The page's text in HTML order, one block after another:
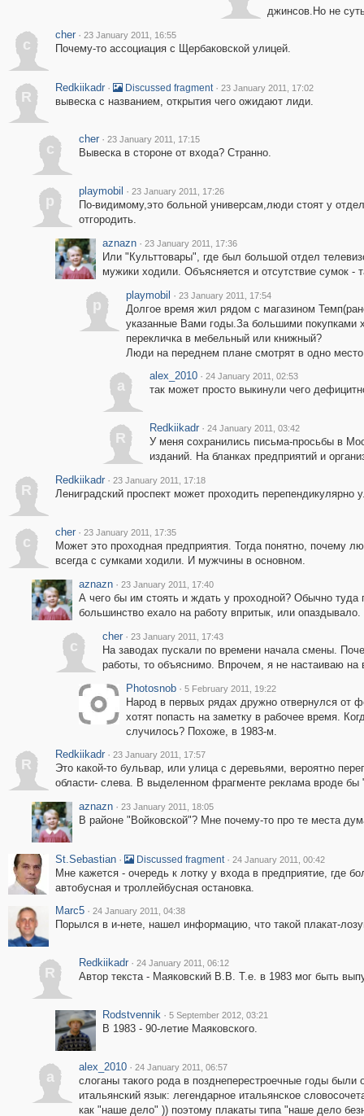
джинсов.Но не
c
cher · 23 January 2011, 16:55
Почему-то ассоциация с Щербаковской улицей.
R
Redkiikadr · Discussed fragment · 23 January 2011, 17:02
вывеска с названием, открытия чего ожидают лиди.
c
cher · 23 January 2011, 17:15
Вывеска в стороне от входа? Странно.
p
playmobil · 23 January 2011, 17:26
По-видимому,это больной универсам,люди стоят у
отгородить.
aznazn · 23 January 2011, 17:36
Или "Культтовары", где был большой отдел
мужики ходили. Объясняется и отсутствие сумок -
p
playmobil · 23 January 2011, 17:54
Долгое время жил рядом с магазином
указанные Вами годы.За большими покупками
перекличка в мебельный или книжный?
Люди на переднем плане смотрят в одно
a
alex_2010 · 24 January 2011, 02:53
так может просто выкинули чего
R
Redkiikadr · 24 January 2011, 03:42
У меня сохранились письма-просьбы в
изданий. На бланках предприятий и
R
Redkiikadr · 23 January 2011, 17:18
Лениградский проспект может проходить перепендикулярно
c
cher · 23 January 2011, 17:35
Может это проходная предприятия. Тогда понятно, почему
всегда с сумками ходили. И мужчины в основном.
aznazn · 23 January 2011, 17:40
А чего бы им стоять и ждать у проходной? Обычно туда
большинство ехало на работу впритык, или опаздывало.
c
cher · 23 January 2011, 17:43
На заводах пускали по времени начала смены.
работы, то объяснимо. Впрочем, я не настаиваю на
Photosnob · 5 February 2011, 19:22
Народ в первых рядах дружно отвернулся от
хотят попасть на заметку в рабочее время.
случилось? Похоже, в 1983-м.
R
Redkiikadr · 23 January 2011, 17:57
Это какой-то бульвар, или улица с деревьями, вероятно
области- слева. В выделенном фрагменте реклама вроде бы
aznazn · 23 January 2011, 18:05
В районе "Войковской"? Мне почему-то про те места
St.Sebastian · Discussed fragment · 24 January 2011, 00:42
Мне кажется - очередь к лотку у входа в предприятие, где
автобусная и троллейбусная остановка.
Marc5 · 24 January 2011, 04:38
Порылся в и-нете, нашел информацию, что такой плакат-
R
Redkiikadr · 24 January 2011, 06:12
Автор текста - Маяковский В.В. Т.е. в 1983 мог быть
Rodstvennik · 5 September 2012, 03:21
В 1983 - 90-летие Маяковского.
a
alex_2010 · 24 January 2011, 06:57
слоганы такого рода в позднеперестроечные годы
итальянский язык: легендарное итальянское
как "наше дело" )) поэтому плакаты типа "наше дело